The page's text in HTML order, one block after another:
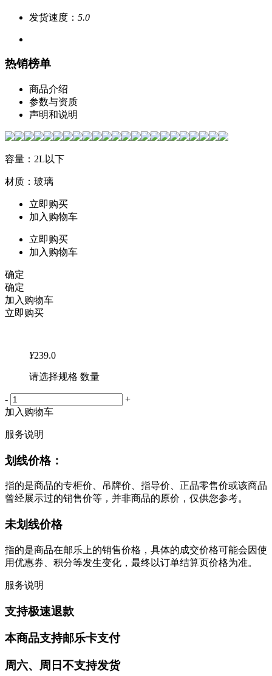
发货速度： 5.0
热销榜单
商品介绍
参数与资质
声明和说明
容量：2L以下
材质：玻璃
立即购买
加入购物车
立即购买
加入购物车
确定
确定
加入购物车
立即购买
¥239.0
请选择规格 数量
-
+
加入购物车
服务说明
划线价格：
指的是商品的专柜价、吊牌价、指导价、正品零售价或该商品
曾经展示过的销售价等，并非商品的原价，仅供您参考。
未划线价格
指的是商品在邮乐上的销售价格，具体的成交价格可能会因使
用优惠券、积分等发生变化，最终以订单结算页价格为准。
服务说明
支持极速退款
本商品支持邮乐卡支付
周六、周日不支持发货